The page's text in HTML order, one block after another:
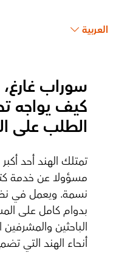
العربية
سوراب
كيف يواجه
الطلب على
تمتلك الهند أحد
الباحثين
أنحاء الهند التي تضم 28 ولاية و8